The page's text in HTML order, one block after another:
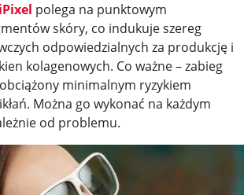
iPixel polega na punktowym
skóry, co indukuje szereg
odpowiedzialnych za produkcję i
kolagenowych. Co ważne – zabieg
minimalnym ryzykiem
Można go wykonać na każdym
od problemu.